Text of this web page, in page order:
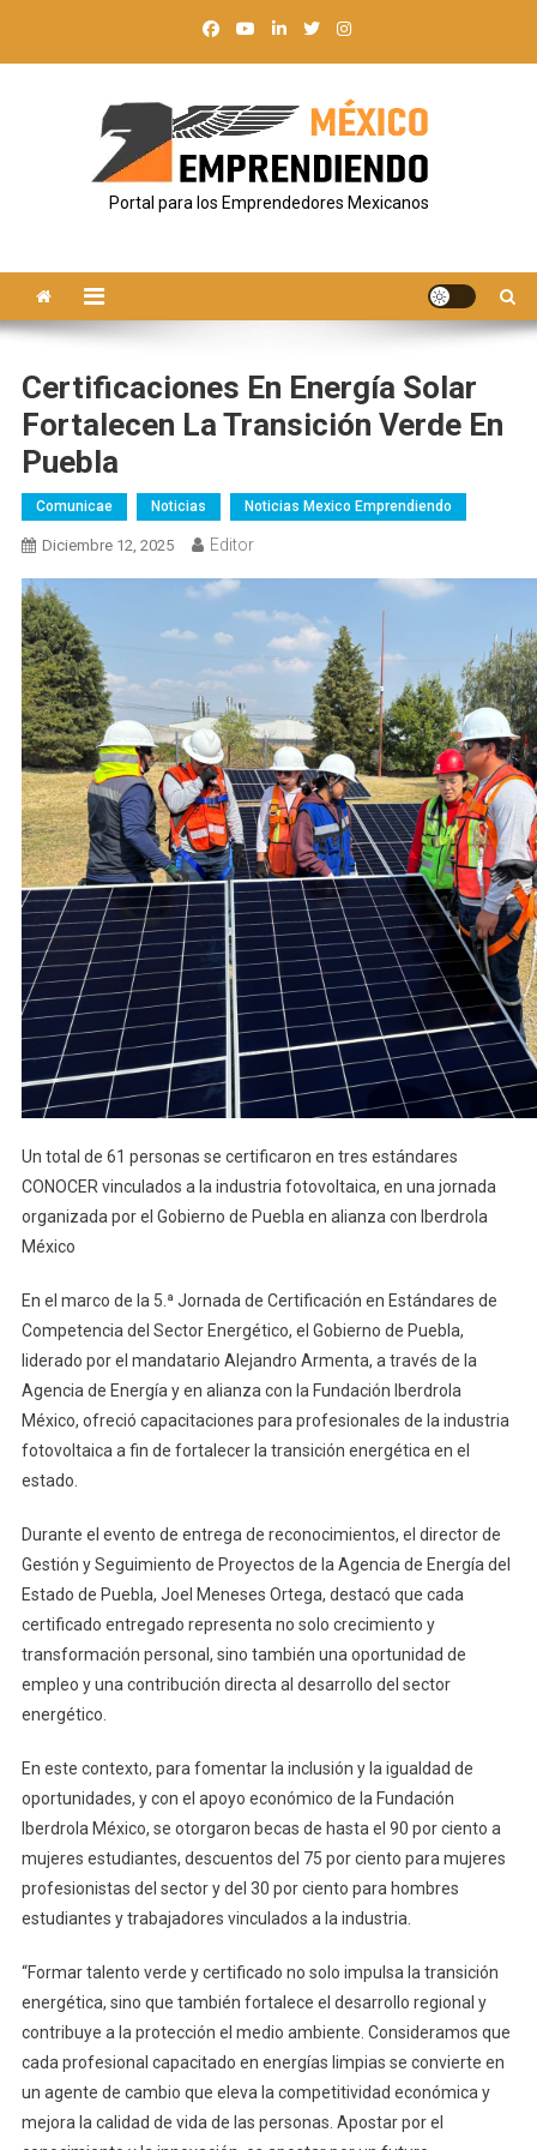
Portal para los Emprendedores Mexicanos
Certificaciones En Energía Solar
Fortalecen La Transición Verde En
Puebla
Comunicae Noticias Noticias Mexico Emprendiendo
Diciembre 12, 2025 Editor
Un total de 61 personas se certificaron en tres estándares
CONOCER vinculados a la industria fotovoltaica, en una jornada
organizada por el Gobierno de Puebla en alianza con Iberdrola
México
En el marco de la 5.ª Jornada de Certificación en Estándares de
Competencia del Sector Energético, el Gobierno de Puebla,
liderado por el mandatario Alejandro Armenta, a través de la
Agencia de Energía y en alianza con la Fundación Iberdrola
México, ofreció capacitaciones para profesionales de la industria
fotovoltaica a fin de fortalecer la transición energética en el
estado.
Durante el evento de entrega de reconocimientos, el director de
Gestión y Seguimiento de Proyectos de la Agencia de Energía del
Estado de Puebla, Joel Meneses Ortega, destacó que cada
certificado entregado representa no solo crecimiento y
transformación personal, sino también una oportunidad de
empleo y una contribución directa al desarrollo del sector
energético.
En este contexto, para fomentar la inclusión y la igualdad de
oportunidades, y con el apoyo económico de la Fundación
Iberdrola México, se otorgaron becas de hasta el 90 por ciento a
mujeres estudiantes, descuentos del 75 por ciento para mujeres
profesionistas del sector y del 30 por ciento para hombres
estudiantes y trabajadores vinculados a la industria.
“Formar talento verde y certificado no solo impulsa la transición
energética, sino que también fortalece el desarrollo regional y
contribuye a la protección el medio ambiente. Consideramos que
cada profesional capacitado en energías limpias se convierte en
un agente de cambio que eleva la competitividad económica y
mejora la calidad de vida de las personas. Apostar por el